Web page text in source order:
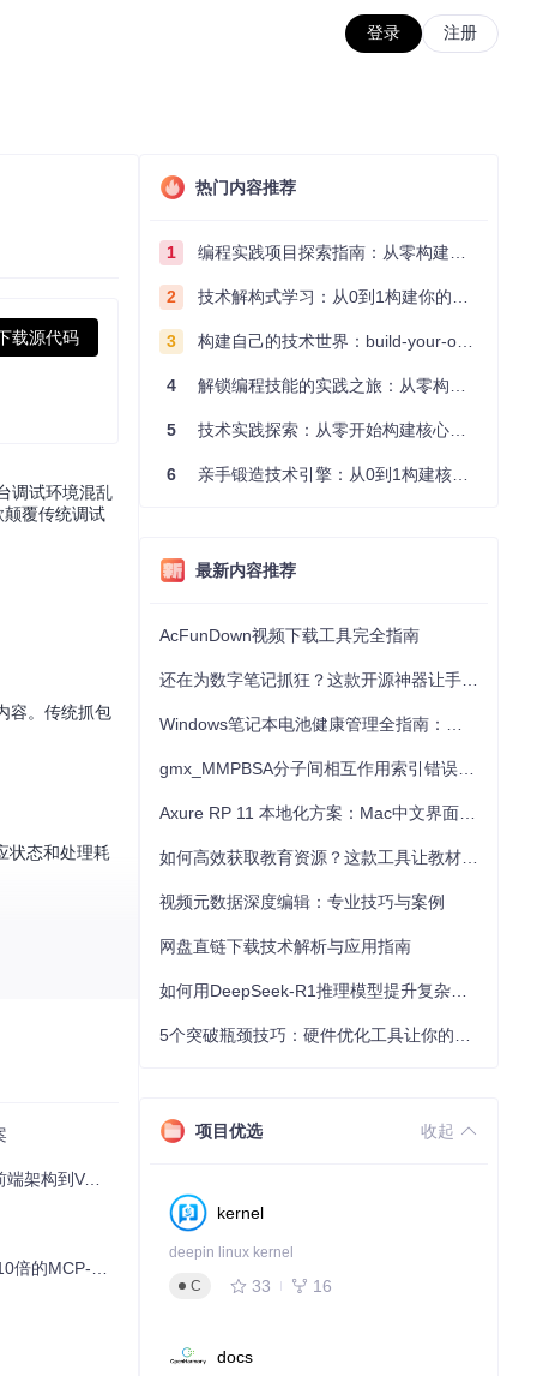
登录 注册
载源代码
调试环境混乱
覆传统调试
容。传统抓包
状态和处理耗
企业实践
实践指南
热门内容推荐
1 编程实践项目探索指南：从零构建技术能力体系
2 技术解构式学习：从0到1构建你的编程知识体系
3 构建自己的技术世界：build-your-own-x项目的实践探索指南
4 解锁编程技能的实践之旅：从零构建你的技术世界
5 技术实践探索：从零开始构建核心系统的实践指南
6 亲手锻造技术引擎：从0到1构建核心系统的实践指南
最新内容推荐
AcFunDown视频下载工具完全指南
视频元数据深度编辑：专业技巧与案例
网盘直链下载技术解析与应用指南
项目优选 收起
kernel
deepin linux kernel
C
33 16
docs